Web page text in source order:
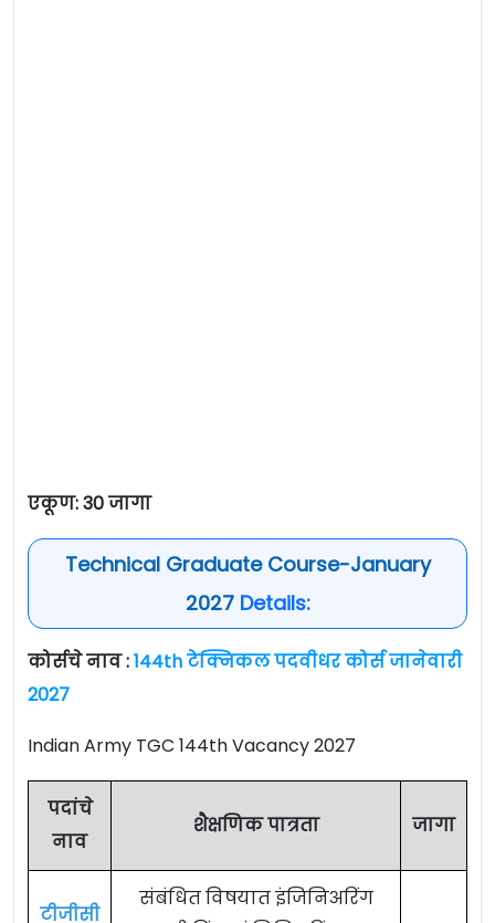
एकूण: 30 जागा
Technical Graduate Course-January
2027Details:
कोर्सचे नाव :144th टेक्निकल पदवीधर कोर्स जानेवारी
2027
Indian Army TGC 144th Vacancy 2027
पदांचे
नाव
शैक्षणिक पात्रता जागा
टीजीसी
संबंधित विषयात इंजिनिअरिंग